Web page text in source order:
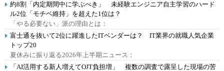
約8割「内定期間中に学ぶべき」 未経験エンジニア自主学習のハード
ル2位「モチベ維持」を超えた1位は？
「やる必要ない」派の理由とは：
富士通を抜いて2位に躍進したITベンダーは？ IT業界の就職人気企業
トップ20
夏休みに振り返る2026年上半期ニュース：
「AI活用する新人増えてOJT負担増」 複数の調査で露呈した現場の苦